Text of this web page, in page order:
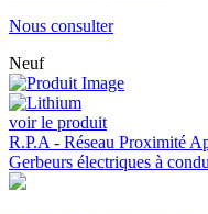
Nous consulter
Neuf
voir le produit
R.P.A - Réseau Proximité
Gerbeurs électriques à